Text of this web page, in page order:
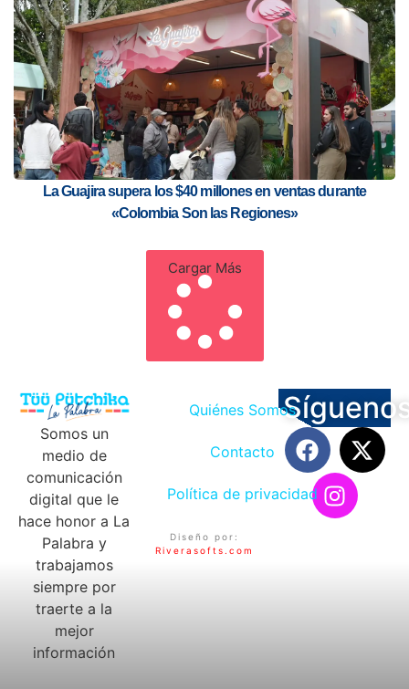
La Guajira supera los $40 millones en ventas durante
«Colombia Son las Regiones»
Cargar Más
Somos un
medio de
comunicación
digital que le
hace honor a La
Palabra y
trabajamos
siempre por
traerte a la
mejor
información
Quiénes Somos
Contacto
Política de privacidad
Diseño por:
Riverasofts.com